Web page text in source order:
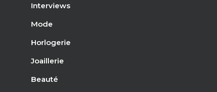
Interviews
Mode
Horlogerie
Joaillerie
Beauté